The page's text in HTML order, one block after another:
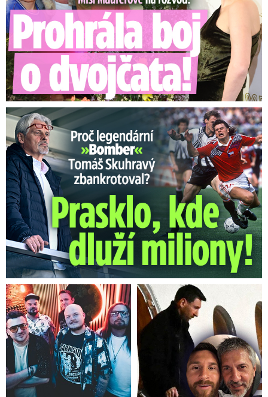
Proč Skuhravý zbankrotoval? Prasklo, kde dluží miliony!